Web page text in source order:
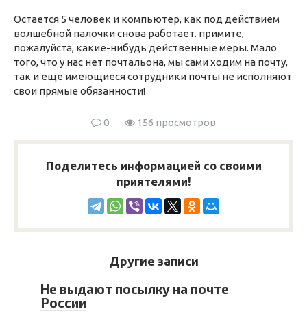
Остается 5 человек и компьютер, как под действием
волшебной палочки снова работает. примите,
пожалуйста, какие-нибудь действенные меры. Мало
того, что у нас нет почтальона, мы сами ходим на почту,
так и еще имеющиеся сотрудники почты не исполняют
свои прямые обязанности!
0 156 просмотров
Поделитесь информацией со своими
приятелями!
Другие записи
Не выдают посылку на почте
России